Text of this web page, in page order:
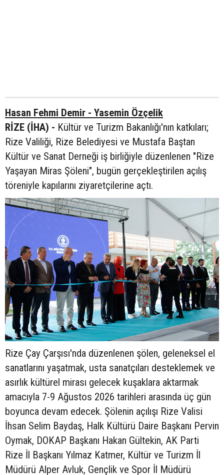
Hasan Fehmi Demir - Yasemin Özçelik
RİZE (İHA) - Kültür ve Turizm Bakanlığı'nın katkıları;
Rize Valiliği, Rize Belediyesi ve Mustafa Baştan
Kültür ve Sanat Derneği iş birliğiyle düzenlenen "Rize
Yaşayan Miras Şöleni", bugün gerçekleştirilen açılış
töreniyle kapılarını ziyaretçilerine açtı.
Rize Çay Çarşısı'nda düzenlenen şölen, geleneksel el
sanatlarını yaşatmak, usta sanatçıları desteklemek ve
asırlık kültürel mirası gelecek kuşaklara aktarmak
amacıyla 7-9 Ağustos 2026 tarihleri arasında üç gün
boyunca devam edecek. Şölenin açılışı Rize Valisi
İhsan Selim Baydaş, Halk Kültürü Daire Başkanı Pervin
Oymak, DOKAP Başkanı Hakan Gültekin, AK Parti
Rize İl Başkanı Yılmaz Katmer, Kültür ve Turizm İl
Müdürü Alper Avluk, Gençlik ve Spor İl Müdürü